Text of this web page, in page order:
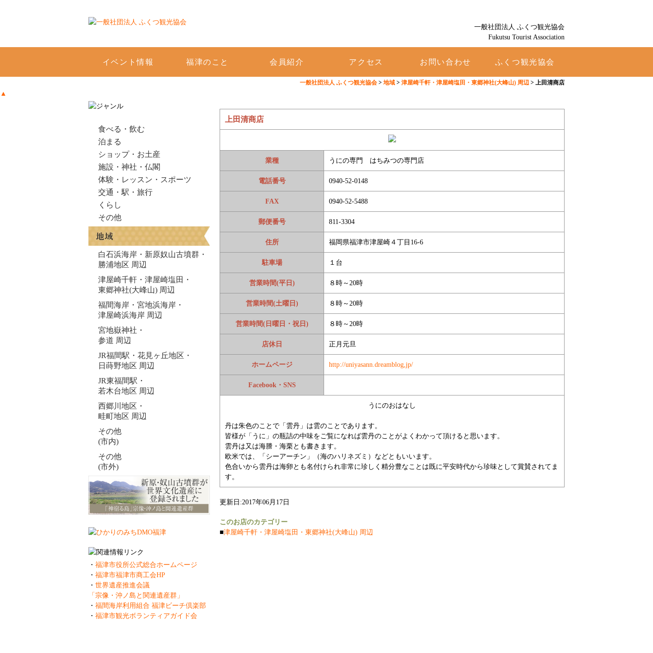
一般社団法人 ふくつ観光協会
Fukutsu Tourist Association
イベント情報 福津のこと 会員紹介 アクセス お問い合わせ ふくつ観光協会
一般社団法人 ふくつ観光協会 > 地域 > 津屋崎千軒・津屋崎塩田・東郷神社(大峰山) 周辺 > 上田清商店
▲
上田清商店
業種 うにの専門 はちみつの専門店
電話番号 0940-52-0148
FAX 0940-52-5488
郵便番号 811-3304
住所 福岡県福津市津屋崎４丁目16-6
駐車場 １台
営業時間(平日) ８時～20時
営業時間(土曜日) ８時～20時
営業時間(日曜日・祝日) ８時～20時
店休日 正月元旦
ホームページ http://uniyasann.dreamblog,jp/
Facebook・SNS
うにのおはなし
丹は朱色のことで「雲丹」は雲のことであります。
皆様が「うに」の瓶詰の中味をご覧になれば雲丹のことがよくわかって頂けると思います。
雲丹は又は海謄・海栗とも書きます。
欧米では、「シーアーチン」（海のハリネズミ）などともいいます。
色合いから雲丹は海卵とも名付けられ非常に珍しく精分豊なことは既に平安時代から珍味として賞賛されてま
す。
更新日:2017年06月17日
このお店のカテゴリー
■津屋崎千軒・津屋崎塩田・東郷神社(大峰山) 周辺
食べる・飲む
泊まる
ショップ・お土産
施設・神社・仏閣
体験・レッスン・スポーツ
交通・駅・旅行
くらし
その他
白石浜海岸・新原奴山古墳群・
勝浦地区 周辺
津屋崎千軒・津屋崎塩田・
東郷神社(大峰山) 周辺
福間海岸・宮地浜海岸・
津屋崎浜海岸 周辺
宮地嶽神社・
参道 周辺
JR福間駅・花見ヶ丘地区・
日蒔野地区 周辺
JR東福間駅・
若木台地区 周辺
西郷川地区・
畦町地区 周辺
その他
(市内)
その他
(市外)
・ 福津市役所公式総合ホームページ
・ 福津市福津市商工会HP
・ 世界遺産推進会議
「宗像・沖ノ島と関連遺産群」
・ 福間海岸利用組合 福津ビーチ倶楽部
・ 福津市観光ボランティアガイド会